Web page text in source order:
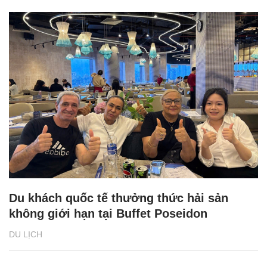
DU LỊCH
Du khách quốc tế thưởng thức hải sản
không giới hạn tại Buffet Poseidon